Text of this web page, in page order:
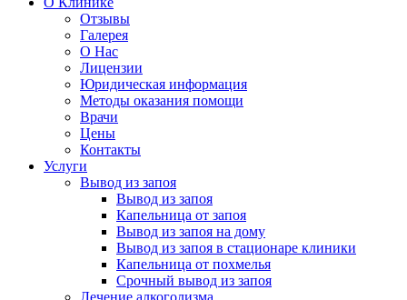
Отзывы
Галерея
О Нас
Лицензии
Юридическая информация
Методы оказания помощи
Врачи
Цены
Контакты
Услуги
Вывод из запоя
Вывод из запоя
Капельница от запоя
Вывод из запоя на дому
Вывод из запоя в стационаре клиники
Капельница от похмелья
Срочный вывод из запоя
Лечение алкоголизма